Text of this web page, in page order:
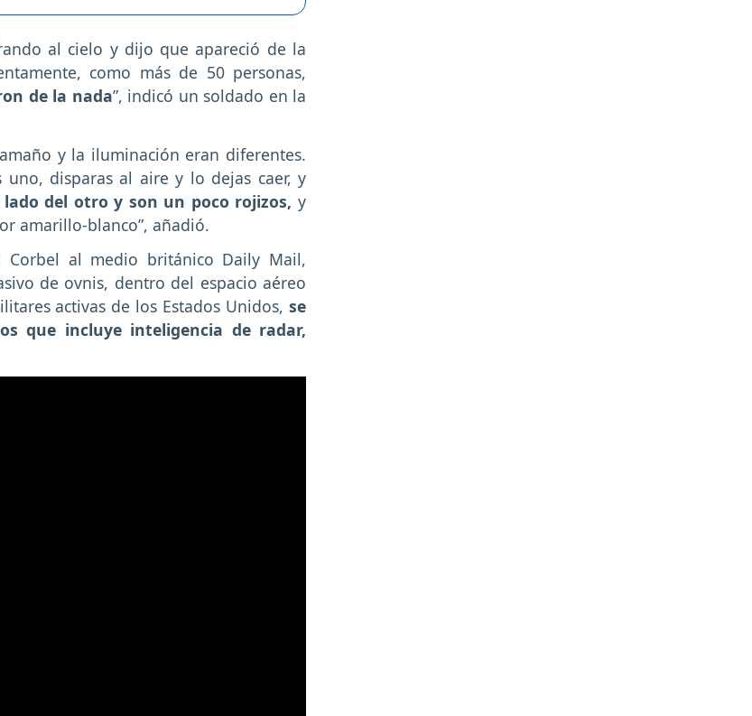
al cielo y dijo que apareció de la
como más de 50 personas,
de la nada”, indicó un soldado en la
y la iluminación eran diferentes.
disparas al aire y lo dejas caer, y
del otro y son un poco rojizos, y
amarillo-blanco”, añadió.
al medio británico Daily Mail,
de ovnis, dentro del espacio aéreo
activas de los Estados Unidos, se
que incluye inteligencia de radar,